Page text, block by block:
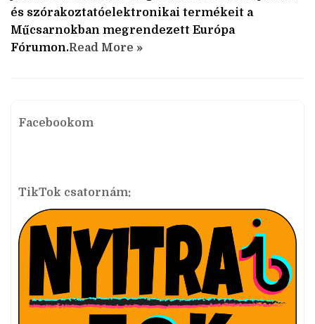
és szórakoztatóelektronikai termékeit a
Műcsarnokban megrendezett Európa
Fórumon.Read More »
Facebookom
TikTok csatornám: